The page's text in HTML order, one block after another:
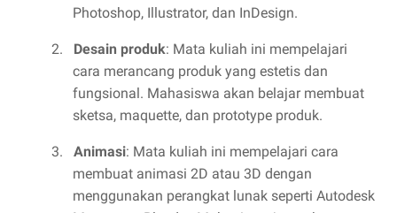
Photoshop, Illustrator, dan InDesign.
2. Desain produk: Mata kuliah ini mempelajari
cara merancang produk yang estetis dan
fungsional. Mahasiswa akan belajar membuat
sketsa, maquette, dan prototype produk.
3. Animasi: Mata kuliah ini mempelajari cara
membuat animasi 2D atau 3D dengan
menggunakan perangkat lunak seperti Autodesk